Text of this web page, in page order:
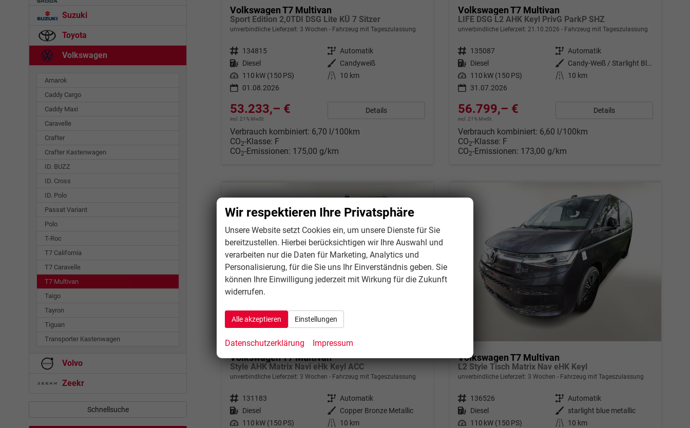
Volkswagen T7 Multivan
Sport Edition 2,0TDI DSG Lite KÜ 7 Sitzer
unverbindliche Lieferzeit: 3 Wochen Fahrzeug mit Tageszulassung
Fahrzeugnr. 134815 Getriebe Automatik
Kraftstoff Diesel Außenfarbe
Candyweiß
Leistung 110 kW (150 PS) Kilometerstand
10 km
01.08.2026
53.233,– €
incl. 21% MwSt.
Details
Verbrauch kombiniert: 6,70 l/100km
CO2-Klasse: F
CO2-Emissionen: 175,00 g/km
Volkswagen T7 Multivan
LIFE DSG L2 AHK Keyl PrivG ParkP SHZ
unverbindliche Lieferzeit: 21.10.2026 Fahrzeug mit Tageszulassung
Fahrzeugnr. 135087 Getriebe Automatik
Kraftstoff Diesel Außenfarbe
Candy-Weiß / Starlight Blue Meta
Leistung 110 kW (150 PS) Kilometerstand
10 km
31.07.2026
56.799,– €
incl. 21% MwSt.
Details
Verbrauch kombiniert: 6,60 l/100km
CO2-Klasse: F
CO2-Emissionen: 173,00 g/km
Volkswagen T7 Multivan
Style AHK Matrix Navi eHk Keyl ACC
unverbindliche Lieferzeit: 3 Wochen Fahrzeug mit Tageszulassung
Fahrzeugnr. 131183 Getriebe Automatik
Kraftstoff Diesel Außenfarbe
Copper Bronze Metallic
Leistung 110 kW (150 PS) Kilometerstand
10 km
Volkswagen T7 Multivan
L2 Style Tisch Matrix Nav eHK Keyl
unverbindliche Lieferzeit: 3 Wochen Fahrzeug mit Tageszulassung
Fahrzeugnr. 136526 Getriebe Automatik
Kraftstoff Diesel Außenfarbe
starlight blue metallic
Leistung 110 kW (150 PS) Kilometerstand
10 km
Suzuki
Toyota
Volkswagen
Amarok
Caddy Cargo
Caddy Maxi
Caravelle
Crafter
Crafter Kastenwagen
ID. BUZZ
ID. Cross
ID. Polo
Passat Variant
Polo
T-Roc
T7 California
T7 Caravelle
T7 Multivan
Taigo
Tayron
Tiguan
Transporter Kastenwagen
Volvo
Zeekr
Schnellsuche
Wir respektieren Ihre Privatsphäre
Unsere Website setzt Cookies ein, um unsere Dienste für Sie
bereitzustellen. Hierbei berücksichtigen wir Ihre Auswahl und
verarbeiten nur die Daten für Marketing, Analytics und
Personalisierung, für die Sie uns Ihr Einverständnis geben. Sie
können Ihre Einwilligung jederzeit mit Wirkung für die Zukunft
widerrufen.
Alle akzeptieren Einstellungen
Datenschutzerklärung Impressum